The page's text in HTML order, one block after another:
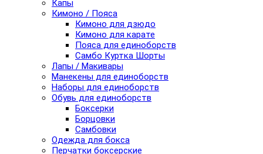
Капы
Кимоно / Пояса
Кимоно для дзюдо
Кимоно для карате
Пояса для единоборств
Самбо Куртка Шорты
Лапы / Макивары
Манекены для единоборств
Наборы для единоборств
Обувь для единоборств
Боксерки
Борцовки
Самбовки
Одежда для бокса
Перчатки боксерские